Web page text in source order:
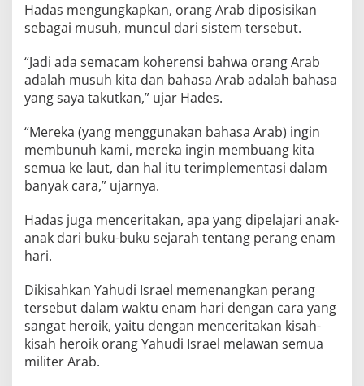
Hadas mengungkapkan, orang Arab diposisikan
sebagai musuh, muncul dari sistem tersebut.
“Jadi ada semacam koherensi bahwa orang Arab
adalah musuh kita dan bahasa Arab adalah bahasa
yang saya takutkan,” ujar Hades.
“Mereka (yang menggunakan bahasa Arab) ingin
membunuh kami, mereka ingin membuang kita
semua ke laut, dan hal itu terimplementasi dalam
banyak cara,” ujarnya.
Hadas juga menceritakan, apa yang dipelajari anak-
anak dari buku-buku sejarah tentang perang enam
hari.
Dikisahkan Yahudi Israel memenangkan perang
tersebut dalam waktu enam hari dengan cara yang
sangat heroik, yaitu dengan menceritakan kisah-
kisah heroik orang Yahudi Israel melawan semua
militer Arab.